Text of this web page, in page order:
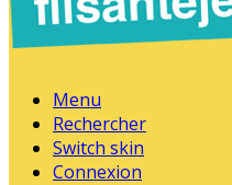
Menu
Rechercher
Switch skin
Connexion